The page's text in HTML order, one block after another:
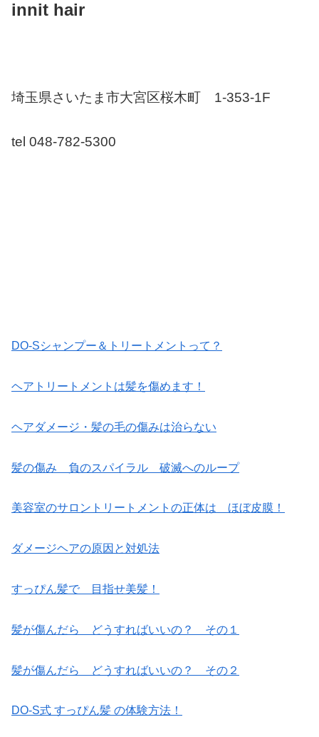
innit hair
埼玉県さいたま市大宮区桜木町 1-353-1F
tel 048-782-5300
DO-Sシャンプー＆トリートメントって？
ヘアトリートメントは髪を傷めます！
ヘアダメージ・髪の毛の傷みは治らない
髪の傷み 負のスパイラル 破滅へのループ
美容室のサロントリートメントの正体は ほぼ皮膜！
ダメージヘアの原因と対処法
すっぴん髪で 目指せ美髪！
髪が傷んだら どうすればいいの？ その１
髪が傷んだら どうすればいいの？ その２
DO-S式 すっぴん髪 の体験方法！